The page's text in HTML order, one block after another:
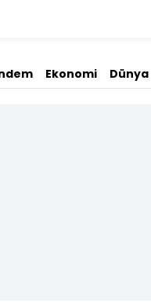
Ekonomi Dünya